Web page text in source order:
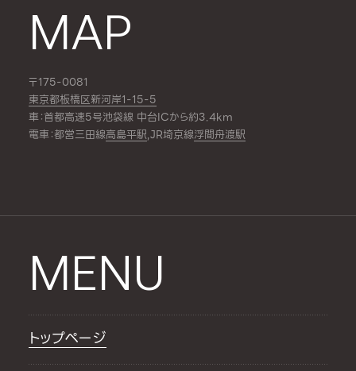
MAP
〒175-0081
東京都板橋区新河岸1-15-5
車：首都高速5号池袋線 中台ICから約3.4km
電車：都営三田線高島平駅,JR埼京線浮間舟渡駅
MENU
トップページ